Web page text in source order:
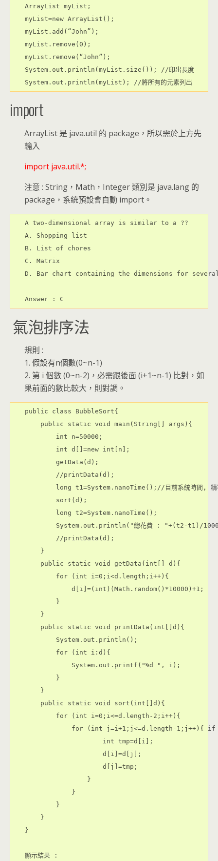
ArrayList myList;
myList=new ArrayList();
myList.add(“John”);
myList.remove(0);
myList.remove(“John”);
System.out.println(myList.size()); //印出長度
System.out.println(myList); //將所有的元素列出
import
ArrayList 是 java.util 的 package，所以需於上方先
輸入
import java.util.*;
注意 : String，Math，Integer 類別是 java.lang 的
package，系統預設會自動 import。
A two-dimensional array is similar to a ??
A. Shopping list
B. List of chores
C. Matrix
D. Bar chart containing the dimensions for
氣泡排序法
規則 :
1. 假設有n個數(0~n-1)
2. 第 i 個數 (0~n-2)，必需跟後面 (i+1~n-1) 比對，如
果前面的數比較大，則對調。
public class BubbleSort{
    public static void main(String[] args){
        int n=50000;
        int d[]=new int[n];
        getData(d);
        //printData(d);
long t1=System.nanoTime();//目前系統時間, 精
        sort(d);
        long t2=System.nanoTime();
System.out.println("總花費 : "+(t2-t1)/
        //printData(d);
    }
    public static void getData(int[] d){
        for (int i=0;i<d.length;i++){
            d[i]=(int)(Math.random()*10000)+1;
        }
    }
    public static void printData(int[]d){
        System.out.println();
        for (int i:d){
            System.out.printf("%d ", i);
        }
    }
    public static void sort(int[]d){
        for (int i=0;i<=d.length-2;i++){
for (int j=i+1;j<=d.length-1;j++){ if
                    int tmp=d[i];
                    d[i]=d[j];
                    d[j]=tmp;
                }
            }
        }
    }
}
顯示結果 :